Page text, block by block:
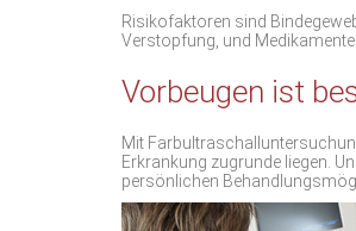
Risikofaktoren sind
Verstopfung, und
Vorbeugen ist
Mit
Erkrankung zugrunde liegen.
persönlichen